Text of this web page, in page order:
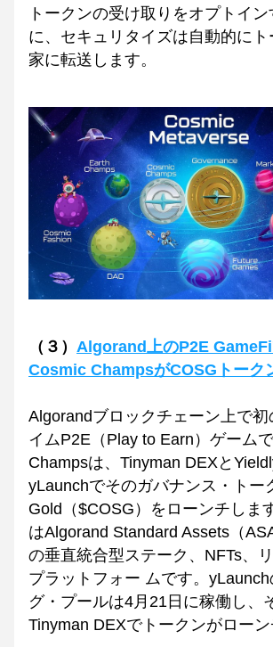
トークンの受け取りをオプトイ
に、セキュリタイズは自動的に
家に転送します。
（３） Algorand上のP2E
Cosmic ChampsがCOSGトーク
Algorandブロックチェーン上で初
イムP2E（Play to Earn）ゲーム
Champsは、Tinyman DEXと
yLaunchでそのガバナンス・トー
Gold（$COSG）をローンチしま
はAlgorand Standard Assets（
の垂直統合型ステーク、NFTs、
プラットフォー ムです。
グ・プールは4月21日に稼働し、
Tinyman DEXでトークンがローン